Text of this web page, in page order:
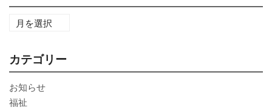
カテゴリー
お知らせ
福祉